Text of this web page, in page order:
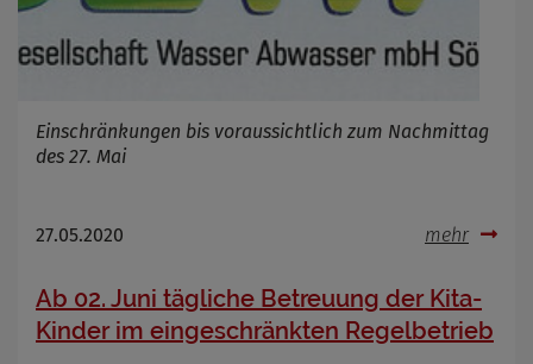
Einschränkungen bis voraussichtlich zum Nachmittag
des 27. Mai
27.05.2020 mehr
Ab 02. Juni tägliche Betreuung der Kita-
Kinder im eingeschränkten Regelbetrieb